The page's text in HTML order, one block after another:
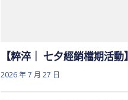
【粹淬｜ 七夕經銷檔期活動】
2026 年 7 月 27 日